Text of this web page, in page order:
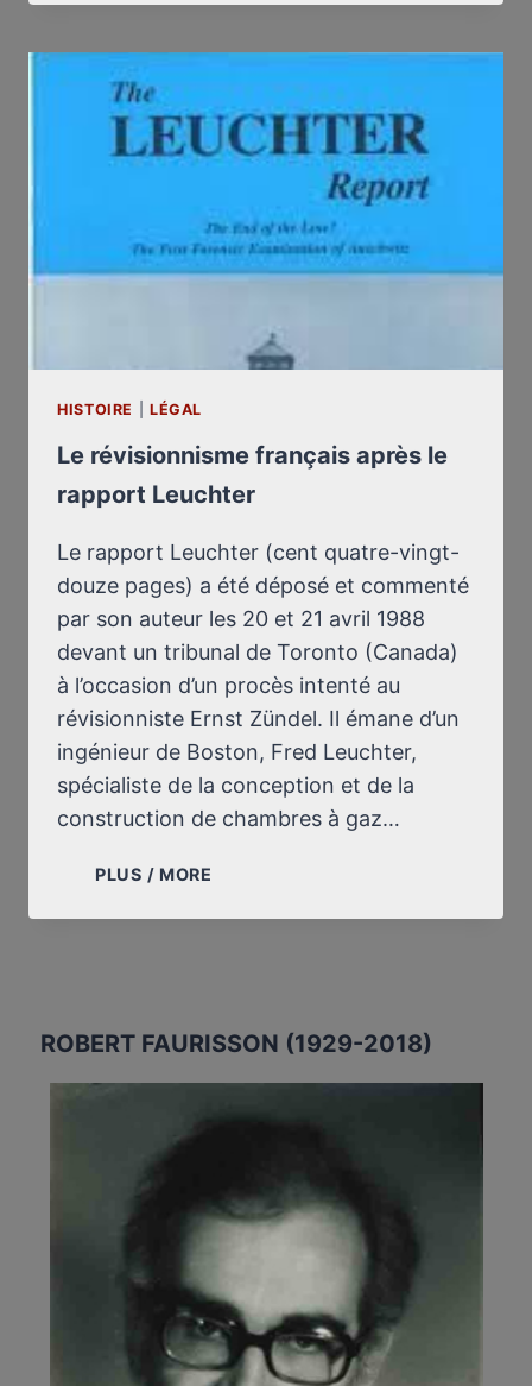
NORMAL
RÉVISIONNISTES
NE
TENIR
DE
RÉUNION
HISTOIRE LÉGAL
Le révisionnisme français après le
rapport Leuchter
Le rapport Leuchter (cent quatre-vingt-
douze pages) a été déposé et commenté
par son auteur les 20 et 21 avril 1988
devant un tribunal de Toronto (Canada)
à l’occasion d’un procès intenté au
révisionniste Ernst Zündel. Il émane d’un
ingénieur de Boston, Fred Leuchter,
spécialiste de la conception et de la
construction de chambres à gaz…
PLUS / MORE
FRANÇAIS
LEUCHTER
ROBERT FAURISSON (1929-2018)